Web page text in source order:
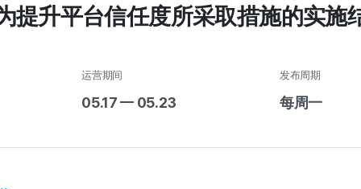
提升平台信任度所采取措施的实施
运营期间
05.17 — 05.23
发布周期
每周一